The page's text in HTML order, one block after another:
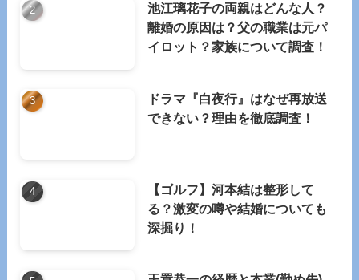
池江璃花子の両親はどんな人？
離婚の原因は？父の職業は元パ
イロット？家族について調査！
ドラマ『白夜行』はなぜ再放送
できない？理由を徹底調査！
【ゴルフ】河本結は整形して
る？激変の噂や結婚についても
深掘り！